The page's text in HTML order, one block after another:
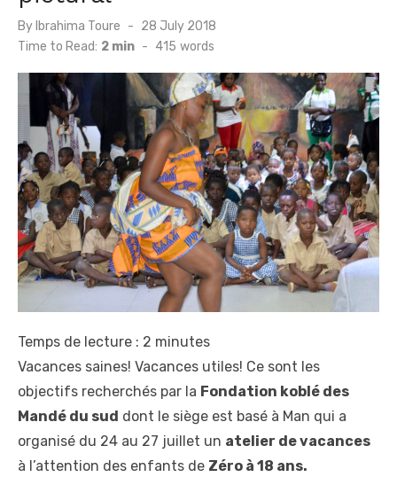
By Ibrahima Toure
Posted
28 July 2018
Time to Read: 2 min - 415 words
Temps de lecture : 2 minutes
Vacances saines! Vacances utiles! Ce sont les
objectifs recherchés par la Fondation koblé des
Mandé du sud dont le siège est basé à Man qui a
organisé du 24 au 27 juillet un atelier de vacances
à l’attention des enfants de Zéro à 18 ans.